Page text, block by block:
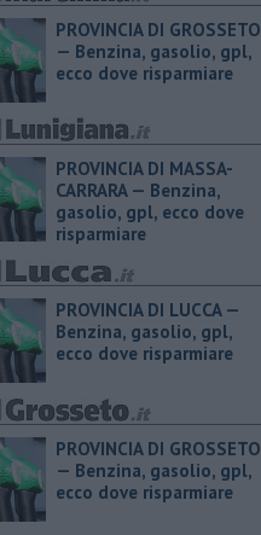
PROVINCIA DI GROSSETO
— ​Benzina, gasolio, gpl,
ecco dove risparmiare
PROVINCIA DI MASSA-
CARRARA — ​Benzina,
gasolio, gpl, ecco dove
risparmiare
PROVINCIA DI LUCCA — ​
Benzina, gasolio, gpl,
ecco dove risparmiare
PROVINCIA DI GROSSETO
— ​Benzina, gasolio, gpl,
ecco dove risparmiare